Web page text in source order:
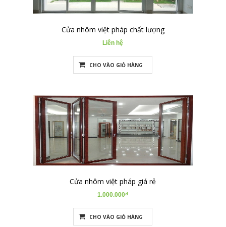
Cửa nhôm việt pháp chất lượng
Liên hệ
CHO VÀO GIỎ HÀNG
Cửa nhôm việt pháp giá rẻ
1.000.000₫
CHO VÀO GIỎ HÀNG